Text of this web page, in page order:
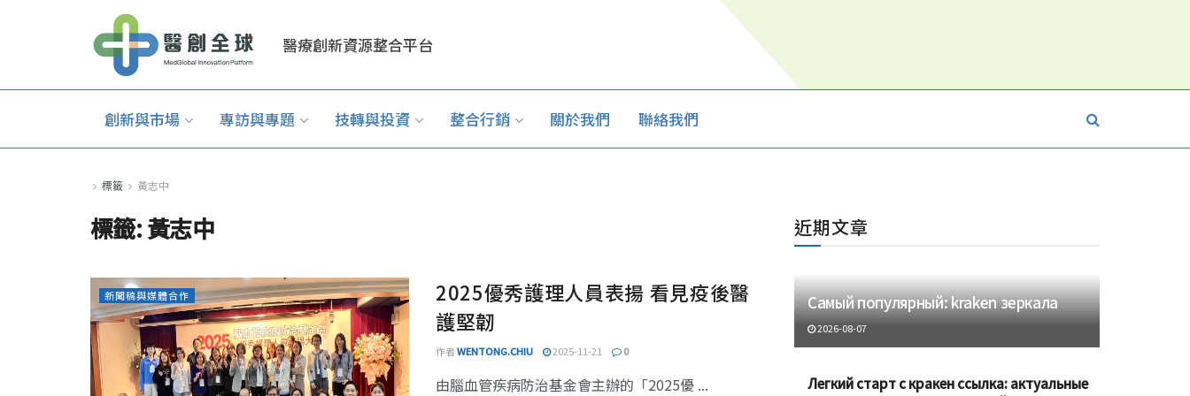
醫療創新資源整合平台
創新與市場 專訪與專題 技轉與投資 整合行銷 關於我們 聯絡我們
標籤 黃志中
標籤:黃志中
新聞稿與媒體合作
2025優秀護理人員表揚 看見疫後醫
護堅韌
作者WENTONG.CHIU 2025-11-21 0
由腦血管疾病防治基金會主辦的「2025優 ...
近期文章
Самый популярный: kraken зеркала
2026-08-07
Легкий старт с кракен ссылка: актуальные